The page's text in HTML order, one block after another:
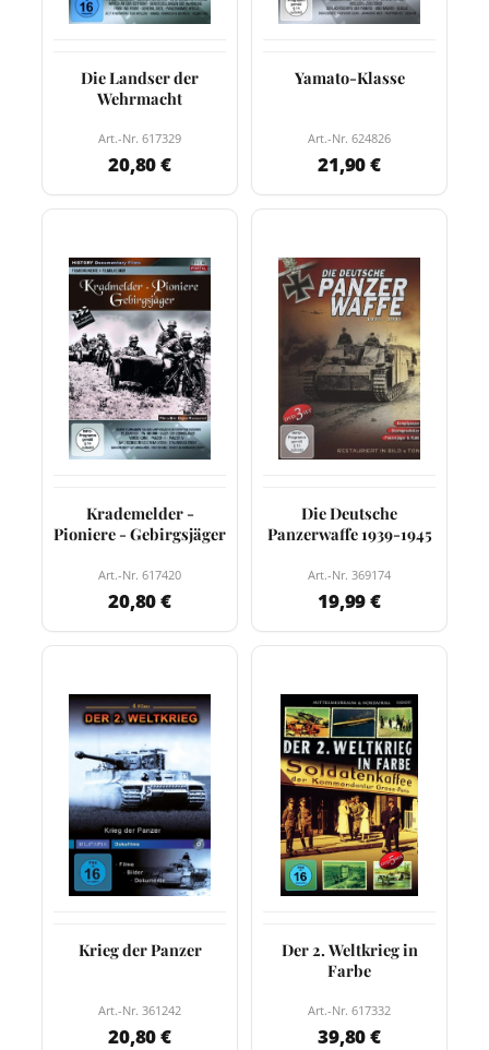
Die Landser der
Wehrmacht
Art.-Nr. 617329
20,80 €
Yamato-Klasse
Art.-Nr. 624826
21,90 €
Krademelder -
Pioniere - Gebirgsjäger
Art.-Nr. 617420
20,80 €
Die Deutsche
Panzerwaffe 1939-1945
Art.-Nr. 369174
19,99 €
Krieg der Panzer
Art.-Nr. 361242
20,80 €
Der 2. Weltkrieg in
Farbe
Art.-Nr. 617332
39,80 €